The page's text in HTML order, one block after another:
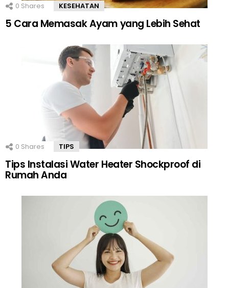
0 Shares KESEHATAN
5 Cara Memasak Ayam yang Lebih Sehat
0 Shares TIPS
Tips Instalasi Water Heater Shockproof di
Rumah Anda